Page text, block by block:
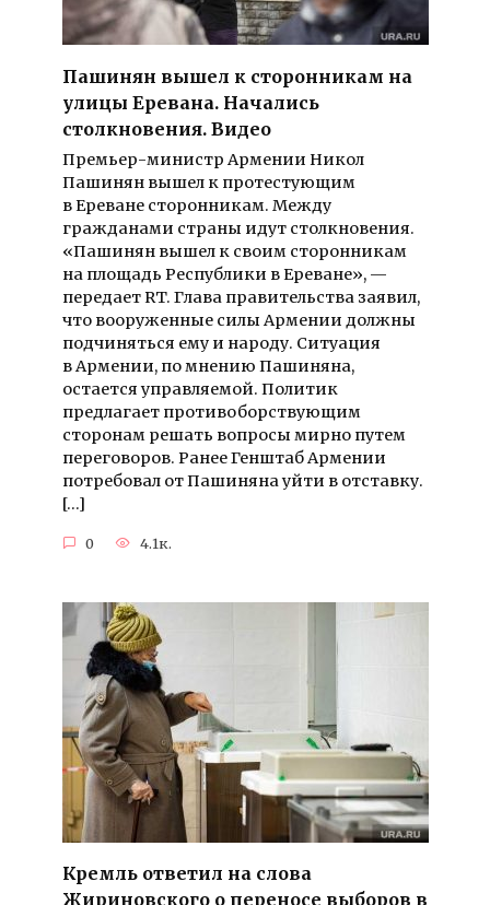
Пашинян вышел к сторонникам на
улицы Еревана. Начались
столкновения. Видео
Премьер-министр Армении Никол
Пашинян вышел к протестующим
в Ереване сторонникам. Между
гражданами страны идут столкновения.
«Пашинян вышел к своим сторонникам
на площадь Республики в Ереване», —
передает RT. Глава правительства заявил,
что вооруженные силы Армении должны
подчиняться ему и народу. Ситуация
в Армении, по мнению Пашиняна,
остается управляемой. Политик
предлагает противоборствующим
сторонам решать вопросы мирно путем
переговоров. Ранее Генштаб Армении
потребовал от Пашиняна уйти в отставку.
[…]
0 4.1к.
Кремль ответил на слова
Жириновского о переносе выборов в